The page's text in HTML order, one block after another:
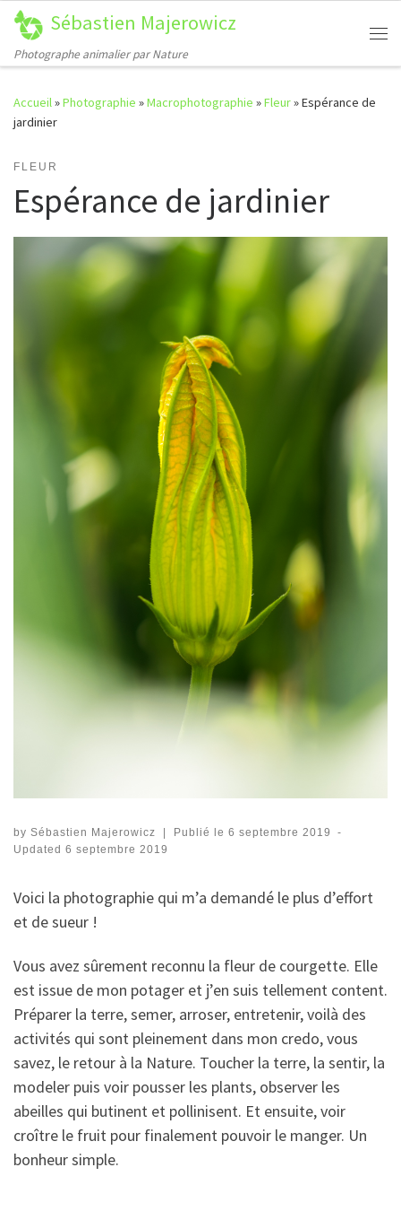
Passer au contenu
Sébastien Majerowicz
Photographe animalier par Nature
Accueil»Photographie »Macrophotographie »Fleur»Espérance de
jardinier
FLEUR
Espérance de jardinier
by Sébastien Majerowicz | Publié le 6 septembre 2019
-
Updated 6 septembre 2019
Voici la photographie qui m’a demandé le plus d’effort
et de sueur !
Vous avez sûrement reconnu la fleur de courgette. Elle
est issue de mon potager et j’en suis tellement content.
Préparer la terre, semer, arroser, entretenir, voilà des
activités qui sont pleinement dans mon credo, vous
savez, le retour à la Nature. Toucher la terre, la sentir, la
modeler puis voir pousser les plants, observer les
abeilles qui butinent et pollinisent. Et ensuite, voir
croître le fruit pour finalement pouvoir le manger. Un
bonheur simple.